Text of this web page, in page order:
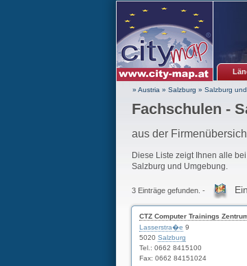
» Austria » Salzburg » Salzburg
Fachschulen -
aus der
Diese Liste zeigt Ihnen alle
Salzburg und Umgebung.
3 Einträge gefunden. -
CTZ Computer Trainings
Lasserstra�e 9
5020 Salzburg
Tel.: 0662 8415100
Fax: 0662 84151024